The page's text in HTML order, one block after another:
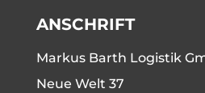
ANSCHRIFT
Markus Barth Logistik
Neue Welt 37